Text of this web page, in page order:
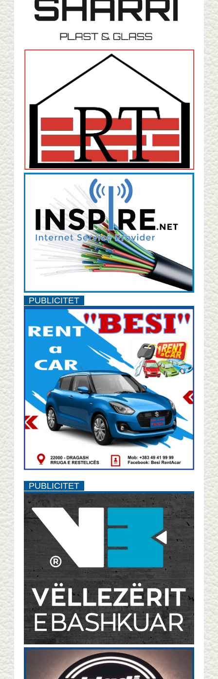
PUBLICITET
PUBLICITET